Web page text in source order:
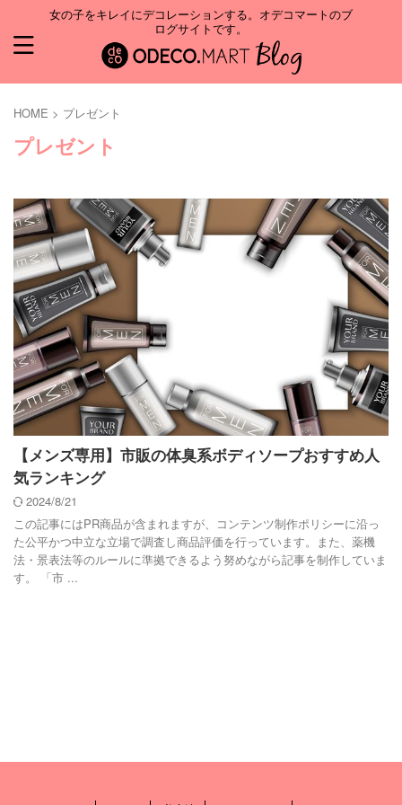
女の子をキレイにデコレーションする。オデコマートのブ
ログサイトです。
HOME > プレゼント
プレゼント
【メンズ専用】市販の体臭系ボディソープおすすめ人
気ランキング
2024/8/21
この記事にはPR商品が含まれますが、コンテンツ制作ポリシーに沿っ
た公平かつ中立な立場で調査し商品評価を行っています。また、薬機
法・景表法等のルールに準拠できるよう努めながら記事を制作していま
す。 「市 ...